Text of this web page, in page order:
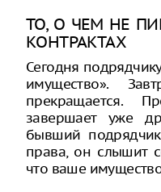
ТО, О ЧЕМ НЕ
КОНТРАКТАХ
Сегодня
имущество».
прекращается.
завершает уже
бывший
права, он слышит
что ваше